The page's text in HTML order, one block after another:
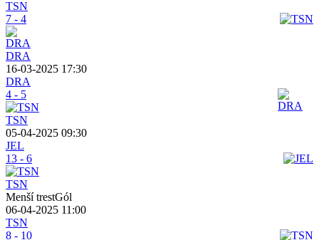
TSN
7 - 4
DRA
16-03-2025 17:30
DRA
4 - 5
TSN
05-04-2025 09:30
JEL
13 - 6
TSN
Menší trestGól
06-04-2025 11:00
TSN
8 - 10